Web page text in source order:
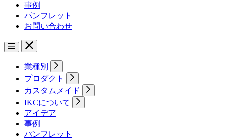
事例
パンフレット
お問い合わせ
業種別
プロダクト
カスタムメイド
IKCについて
アイデア
事例
パンフレット